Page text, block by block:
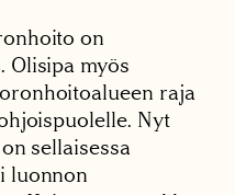
on
Olisipa myös
raja
Nyt
sellaisessa
luonnon